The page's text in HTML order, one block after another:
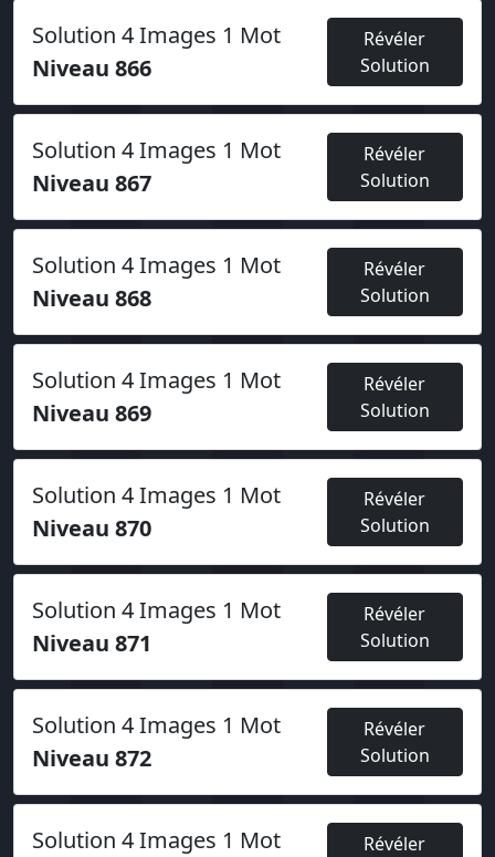
Solution 4 Images 1 Mot
Niveau 866
Révéler
Solution
Solution 4 Images 1 Mot
Niveau 867
Révéler
Solution
Solution 4 Images 1 Mot
Niveau 868
Révéler
Solution
Solution 4 Images 1 Mot
Niveau 869
Révéler
Solution
Solution 4 Images 1 Mot
Niveau 870
Révéler
Solution
Solution 4 Images 1 Mot
Niveau 871
Révéler
Solution
Solution 4 Images 1 Mot
Niveau 872
Révéler
Solution
Solution 4 Images 1 Mot
Révéler